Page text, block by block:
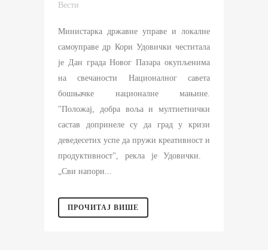
Вести
Министарка државне управе и локалне
самоуправе др Кори Удовички честитала
је Дан града Новог Пазара окупљенима
на свечаности Националног савета
бошњачке националне мањине.
"Положај, добра воља и мултиетнички
састав допринеле су да град у кризи
деведесетих успе да пружи креативност и
продуктивност", рекла је Удовички.
„Сви напори...
ПРОЧИТАЈ ВИШЕ